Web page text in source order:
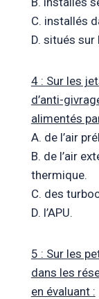
C. installés
D. situés sur
4 : Sur les
d’anti-
alimentés
A. de l’air
B. de l’air
thermique.
C. des
D. l’APU.
5 : Sur les
dans les
en évaluant :